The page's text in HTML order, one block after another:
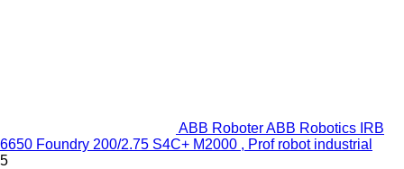
ABB Roboter ABB Robotics IRB
6650 Foundry 200/2.75 S4C+ M2000 , Prof robot industrial
5